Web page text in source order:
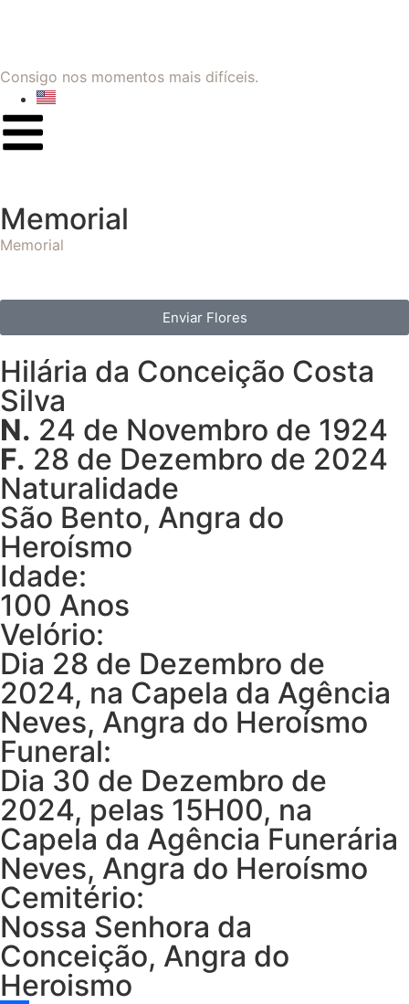
Consigo nos momentos mais difíceis.
Memorial
Memorial
Enviar Flores
Hilária da Conceição Costa
Silva
N. 24 de Novembro de 1924
F. 28 de Dezembro de 2024
Naturalidade
São Bento, Angra do
Heroísmo
Idade:
100 Anos
Velório:
Dia 28 de Dezembro de
2024, na Capela da Agência
Neves, Angra do Heroísmo
Funeral:
Dia 30 de Dezembro de
2024, pelas 15H00, na
Capela da Agência Funerária
Neves, Angra do Heroísmo
Cemitério:
Nossa Senhora da
Conceição, Angra do
Heroismo